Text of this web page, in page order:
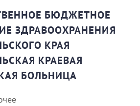
БЮДЖЕТНОЕ
ЗДРАВООХРАНЕНИЯ
КРАЯ
КРАЕВАЯ
БОЛЬНИЦА